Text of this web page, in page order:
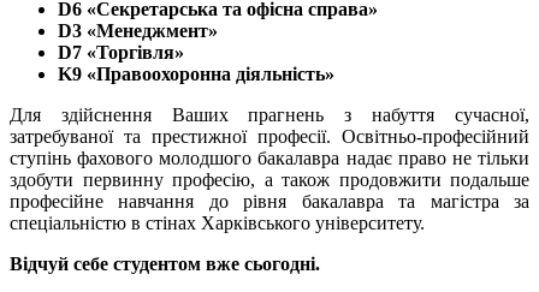
D6 «Секретарська та офісна справа»
D3 «Менеджмент»
D7 «Торгівля»
K9 «Правоохоронна діяльність»
Для здійснення Ваших прагнень з набуття сучасної,
затребуваної та престижної професії. Освітньо-професійний
ступінь фахового молодшого бакалавра надає право не тільки
здобути первинну професію, а також продовжити подальше
професійне навчання до рівня бакалавра та магістра за
спеціальністю в стінах Харківського університету.
Відчуй себе студентом вже сьогодні.